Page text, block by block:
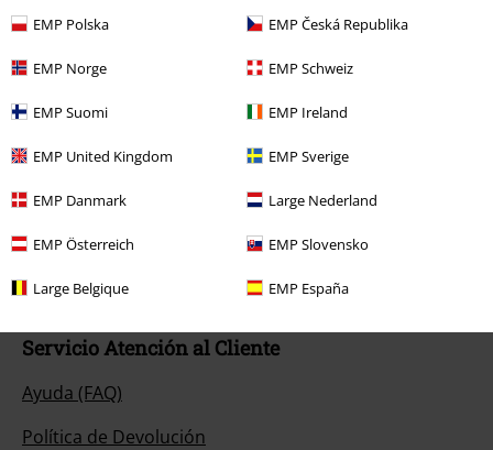
EMP Polska EMP Česká Republika
EMP Norge EMP Schweiz
EMP Suomi EMP Ireland
EMP United Kingdom EMP Sverige
EMP Danmark Large Nederland
EMP Österreich EMP Slovensko
Large Belgique EMP España
Nuestro servicio de atención al cliente está a tu
disposición
17:00. Más información
Chat
Servicio Atención al Cliente
Ayuda (FAQ)
Política de Devolución